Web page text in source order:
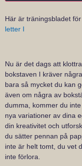
Här är träningsbladet
letter I
Nu är det dags att
bokstaven I kräver
bara så mycket du kan
även om några av
dumma, kommer du
nya variationer av dina
din kreativitet och
du sätter pennan på
inte är helt tomt, du vet
inte förlora.